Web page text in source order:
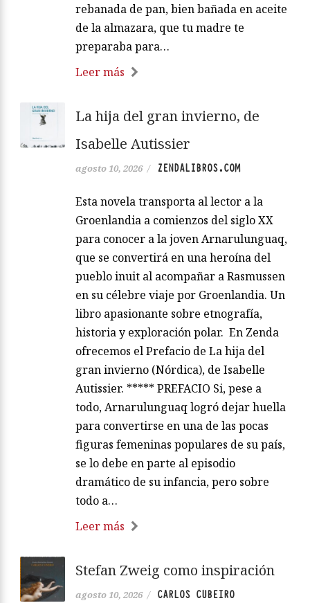
rebanada de pan, bien bañada en aceite
de la almazara, que tu madre te
preparaba para…
Leer más
La hija del gran invierno, de
Isabelle Autissier
agosto 10, 2026 / ZENDALIBROS.COM
Esta novela transporta al lector a la
Groenlandia a comienzos del siglo XX
para conocer a la joven Arnarulunguaq,
que se convertirá en una heroína del
pueblo inuit al acompañar a Rasmussen
en su célebre viaje por Groenlandia. Un
libro apasionante sobre etnografía,
historia y exploración polar. En Zenda
ofrecemos el Prefacio de La hija del
gran invierno (Nórdica), de Isabelle
Autissier. ***** PREFACIO Si, pese a
todo, Arnarulunguaq logró dejar huella
para convertirse en una de las pocas
figuras femeninas populares de su país,
se lo debe en parte al episodio
dramático de su infancia, pero sobre
todo a…
Leer más
Stefan Zweig como inspiración
agosto 10, 2026 / CARLOS CUBEIRO